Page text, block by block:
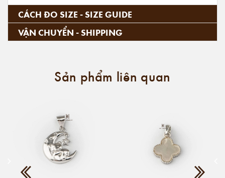
CÁCH ĐO SIZE - SIZE GUIDE
VẬN CHUYỂN - SHIPPING
Sản phẩm liên quan